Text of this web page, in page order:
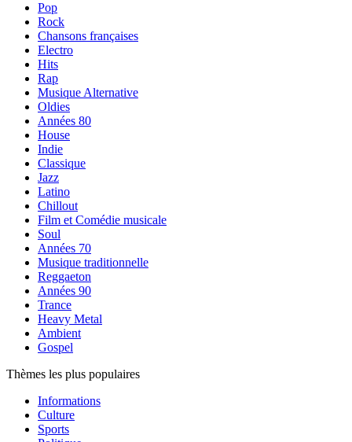
Pop
Rock
Chansons françaises
Electro
Hits
Rap
Musique Alternative
Oldies
Années 80
House
Indie
Classique
Jazz
Latino
Chillout
Film et Comédie musicale
Soul
Années 70
Musique traditionnelle
Reggaeton
Années 90
Trance
Heavy Metal
Ambient
Gospel
Thèmes les plus populaires
Informations
Culture
Sports